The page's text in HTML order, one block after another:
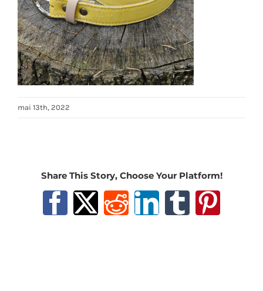
mai 13th, 2022
Share This Story, Choose Your Platform!
Facebook
X RedditLinkedIn
Tumblr